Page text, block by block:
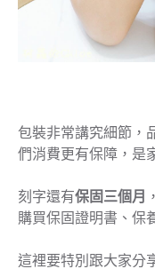
包裝非常講究細節，
們消費更有保障，是
刻字還有保固三個月
購買保固證明書、保
這裡要特別跟大家分